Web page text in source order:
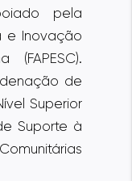
pela
e Inovação
de
Superior
Suporte à